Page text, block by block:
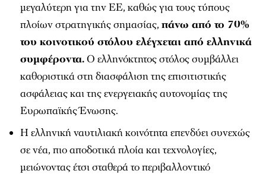
μεγαλύτερη για την ΕΕ, καθώς για τους τύπους
πλοίων στρατηγικής σημασίας, πάνω από το 70%
του κοινοτικού στόλου ελέγχεται από ελληνικά
συμφέροντα.Ο ελληνόκτητος στόλος συμβάλλει
καθοριστικά στη διασφάλιση της επισιτιστικής
ασφάλειας και της ενεργειακής αυτονομίας της
Ευρωπαϊκής Ένωσης.
Η ελληνική ναυτιλιακή κοινότητα επενδύει συνεχώς
σε νέα, πιο αποδοτικά πλοία και τεχνολογίες,
μειώνοντας έτσι σταθερά το περιβαλλοντικό